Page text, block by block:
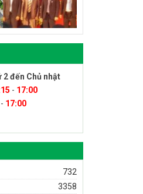
đến Chủ nhật
- 17:00
- 17:00
732
3358